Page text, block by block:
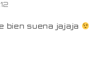
bien suena jajaja